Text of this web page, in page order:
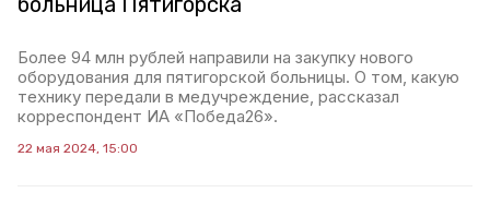
Более 94 млн рублей направили на закупку нового
оборудования для пятигорской больницы. О том, какую
технику передали в медучреждение, рассказал
корреспондент ИА «Победа26».
22 мая 2024, 15:00